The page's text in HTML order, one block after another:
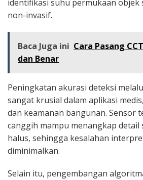
identifikasi suhu permukaan objek
non-invasif.
Baca Juga ini Cara Pasang
dan Benar
Peningkatan akurasi deteksi
sangat krusial dalam aplikasi
dan keamanan bangunan. Sensor
canggih mampu menangkap detail
halus, sehingga kesalahan
diminimalkan.
Selain itu, pengembangan